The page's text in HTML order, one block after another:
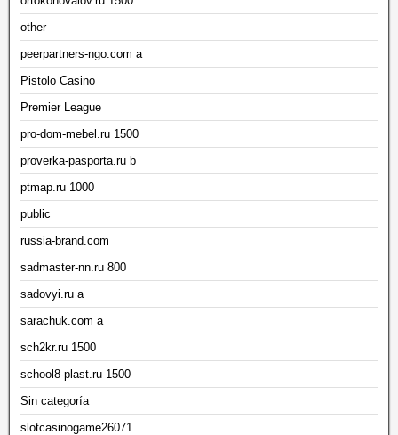
other
peerpartners-ngo.com a
Pistolo Casino
Premier League
pro-dom-mebel.ru 1500
proverka-pasporta.ru b
ptmap.ru 1000
public
russia-brand.com
sadmaster-nn.ru 800
sadovyi.ru a
sarachuk.com a
sch2kr.ru 1500
school8-plast.ru 1500
Sin categoría
slotcasinogame26071